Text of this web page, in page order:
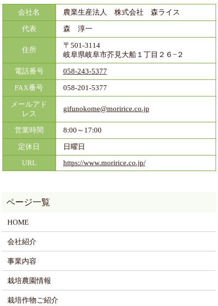
会社名 農業生産法人 株式会社 森ライス
代表 森 淳一
住所
〒501-3114
岐阜県岐阜市芥見大船１丁目２６−２
電話番号 058-243-5377
FAX番号 058-201-5377
メールアド
レス
gifunokome@moririce.co.jp
営業時間 8:00～17:00
定休日 日曜日
URL https://www.moririce.co.jp/
HOME
会社紹介
事業内容
栽培農園情報
栽培作物ご紹介